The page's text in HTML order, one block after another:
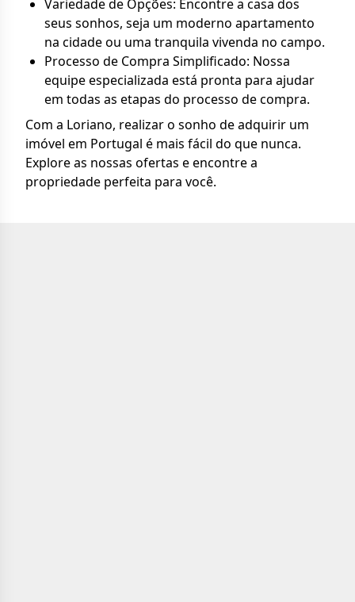
Variedade de Opções: Encontre a casa dos
seus sonhos, seja um moderno apartamento
na cidade ou uma tranquila vivenda no campo.
Processo de Compra Simplificado: Nossa
equipe especializada está pronta para ajudar
em todas as etapas do processo de compra.
Com a Loriano, realizar o sonho de adquirir um
imóvel em Portugal é mais fácil do que nunca.
Explore as nossas ofertas e encontre a
propriedade perfeita para você.